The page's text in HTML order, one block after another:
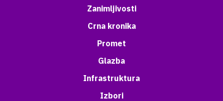
Zanimljivosti
Crna kronika
Promet
Glazba
Infrastruktura
Izbori